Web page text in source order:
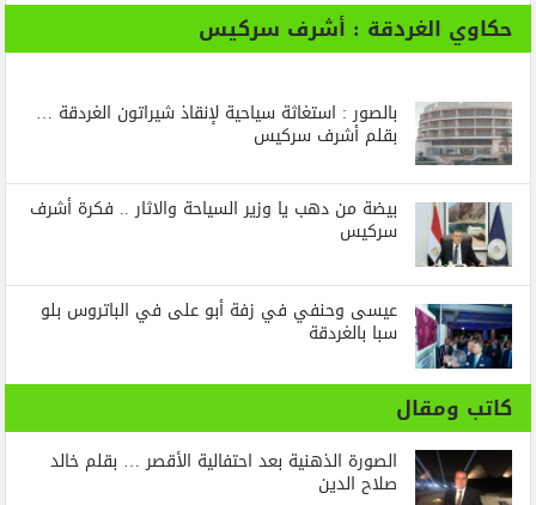
حكاوي الغردقة : أشرف سركيس
بالصور : استغاثة سياحية لإنقاذ شيراتون الغردقة …
بقلم أشرف سركيس
بيضة من دهب يا وزير السياحة والاثار .. فكرة أشرف
سركيس
عيسى وحنفي في زفة أبو على في الباتروس بلو
سبا بالغردقة
كاتب ومقال
الصورة الذهنية بعد احتفالية الأقصر … بقلم خالد
صلاح الدين